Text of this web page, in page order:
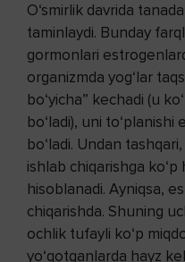
O‘smirlik davrida
taminlaydi. Bunday
gormonlari
organizmda yog‘lar
bo‘yicha” kechadi (u
bo‘ladi), uni
bo‘ladi. Undan
ishlab chiqarishga
hisoblanadi. Ayniqsa,
chiqarishda. Shuning
ochlik tufayli ko‘p
yo‘qotganlarda hayz